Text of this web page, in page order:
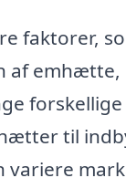
faktorer,
af emhætte,
til
variere